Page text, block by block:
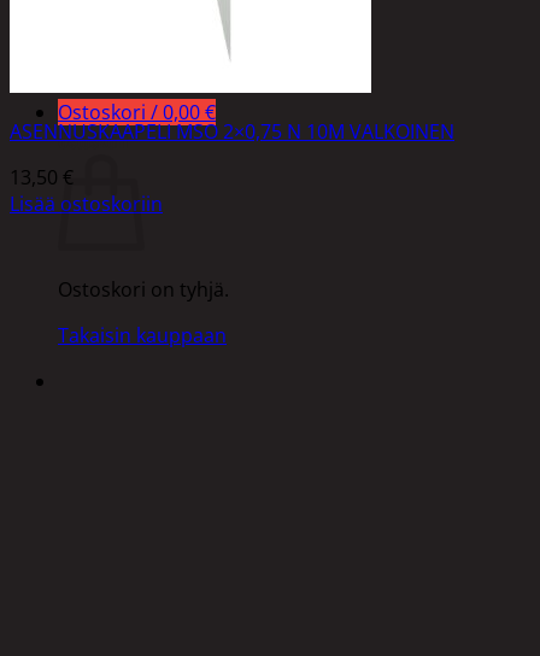
Ostoskori /0,00€
Ostoskori
Ostoskori on tyhjä.
Takaisin kauppaan
ASENNUSKAAPELI MSO 2×0,75 N 10M VALKOINEN
13,50 €
Lisää ostoskoriin